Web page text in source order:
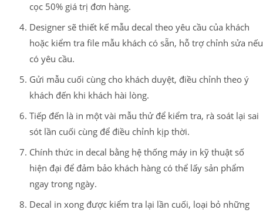
cọc 50% giá trị đơn hàng.
Designer sẽ thiết kế mẫu decal theo yêu cầu của khách
hoặc kiểm tra file mẫu khách có sẵn, hỗ trợ chỉnh sửa nếu
có yêu cầu.
Gửi mẫu cuối cùng cho khách duyệt, điều chỉnh theo ý
khách đến khi khách hài lòng.
Tiếp đến là in một vài mẫu thử để kiểm tra, rà soát lại sai
sót lần cuối cùng để điều chỉnh kịp thời.
Chính thức in decal bằng hệ thống máy in kỹ thuật số
hiện đại để đảm bảo khách hàng có thể lấy sản phẩm
ngay trong ngày.
Decal in xong được kiểm tra lại lần cuối, loại bỏ những